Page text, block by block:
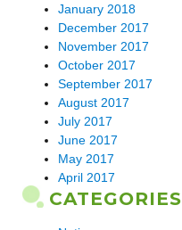
January 2018
December 2017
November 2017
October 2017
September 2017
August 2017
July 2017
June 2017
May 2017
April 2017
CATEGORIES